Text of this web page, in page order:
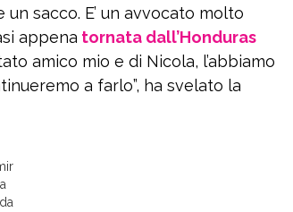
sacco. E’ un avvocato molto
appena tornata dall’Honduras
amico mio e di Nicola, l’abbiamo
a farlo”, ha svelato la